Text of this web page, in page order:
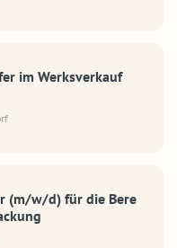
im Werksverkauf
(m/w/d) für die Bere